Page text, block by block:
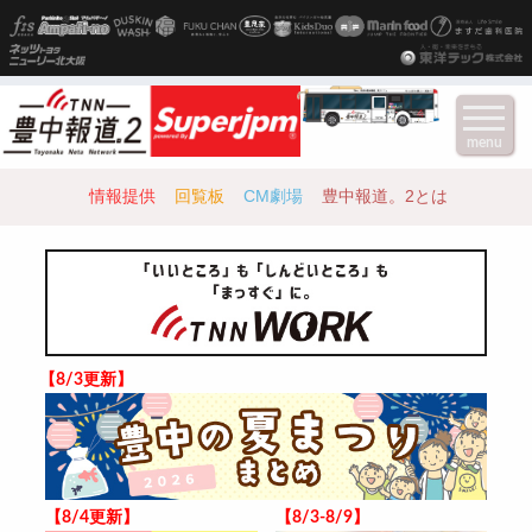
情報提供 回覧板 CM劇場 豊中報道。2とは
【8/3更新】
【8/4更新】 【8/3-8/9】
menu